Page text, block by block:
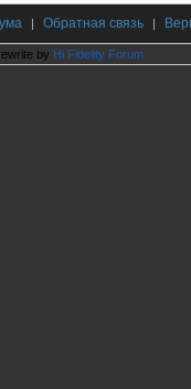
| Обратная связь |
by Hi Fidelity Forum